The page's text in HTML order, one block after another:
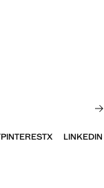
PINTERESTX LINKEDIN